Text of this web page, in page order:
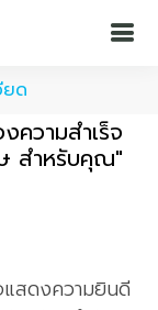
ยด
ความสำเร็จ
สำหรับคุณ"
สดงความยินดี